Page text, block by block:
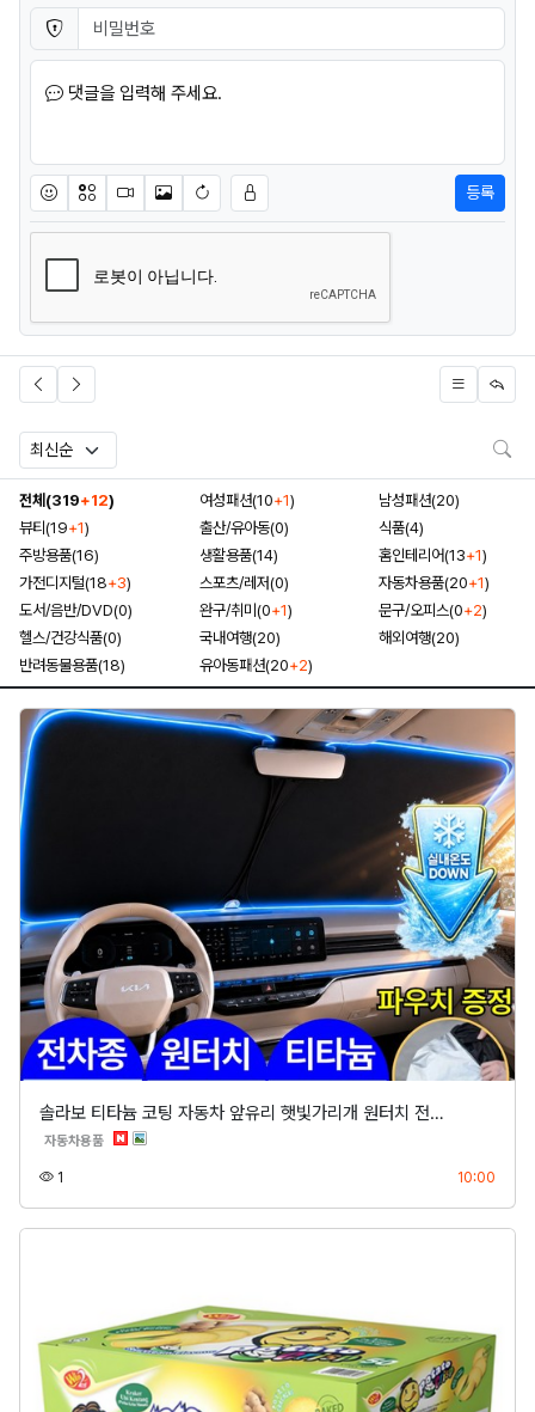
비밀번호 필수
댓글을 입력해 주세요.
이모티콘아이콘동영상이미지새댓글 작성
등록
전체(319+12) 여성패션(10+1)
남성패션(20)
뷰티(19+1) 출산/유아동(0)
식품(4)
주방용품(16)
생활용품(14) 홈인테리어(13+1)
가전디지털(18+3) 스포츠/레저(0) 자동차용품(20+1)
도서/음반/DVD(0)
완구/취미(0+1) 문구/오피스(0+2)
헬스/건강식품(0)
국내여행(20)
해외여행(20)
반려동물용품(18)
유아동패션(20+2)
솔라보 티타늄 코팅 자동차 앞유리 햇빛가리개 원터치 전…
자동차용품분류
1 10:00